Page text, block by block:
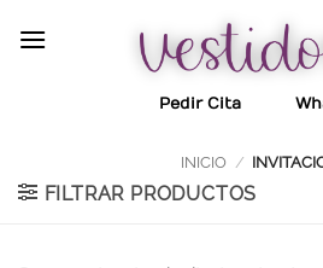
Pedir Cita
INICIO /
FILTRAR PRODUCTOS